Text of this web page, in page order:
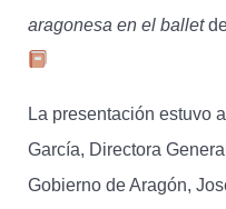
aragonesa en el ballet
La presentación estuvo
García, Directora
Gobierno de Aragón,